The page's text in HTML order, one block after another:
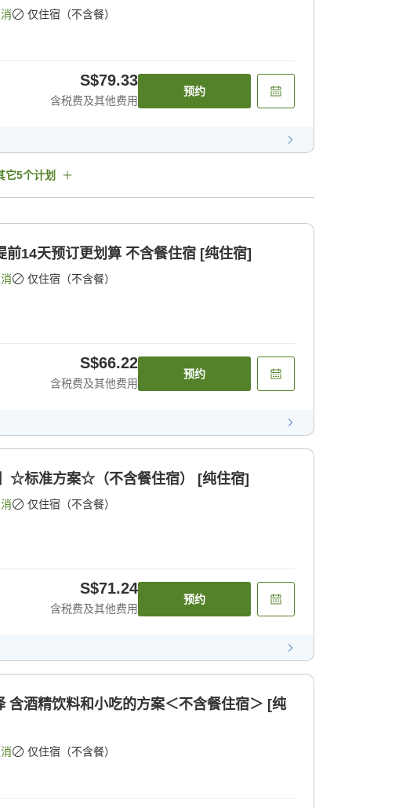
仅住宿（不含餐）
S$79.33
含税费及其他费用
预约
它5个计划
前14天预订更划算 不含餐住宿 [纯住宿]
仅住宿（不含餐）
S$66.22
含税费及其他费用
预约
】☆标准方案☆（不含餐住宿） [纯住宿]
仅住宿（不含餐）
S$71.24
含税费及其他费用
预约
仅住宿（不含餐）